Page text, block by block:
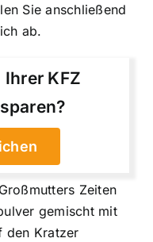
Sie anschließend
ab.
KFZ
Zeiten
gemischt mit
den Kratzer